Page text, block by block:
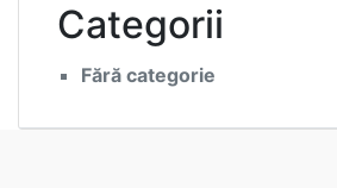
Categorii
Fără categorie